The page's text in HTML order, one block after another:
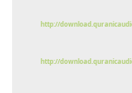
http://
http://